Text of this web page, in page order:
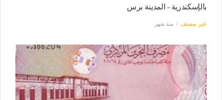
بالإسكندرية - المدينة برس
غير مصنف منذ شهر